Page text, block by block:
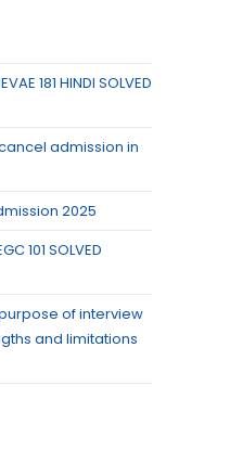
181 HINDI SOLVED
admission in
2025
101 SOLVED
of interview
and limitations